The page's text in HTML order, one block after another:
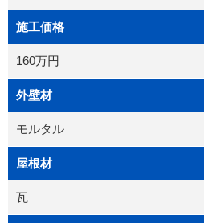
施工価格
160万円
外壁材
モルタル
屋根材
瓦